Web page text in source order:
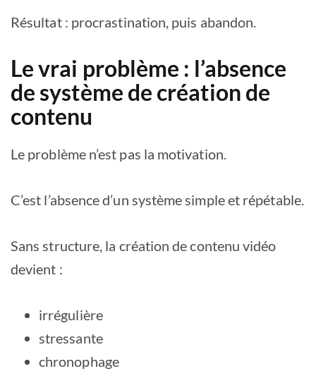
Résultat : procrastination, puis abandon.
Le vrai problème : l’absence
de système de création de
contenu
Le problème n’est pas la motivation.
C’est l’absence d’un système simple et répétable.
Sans structure, la création de contenu vidéo
devient :
irrégulière
stressante
chronophage